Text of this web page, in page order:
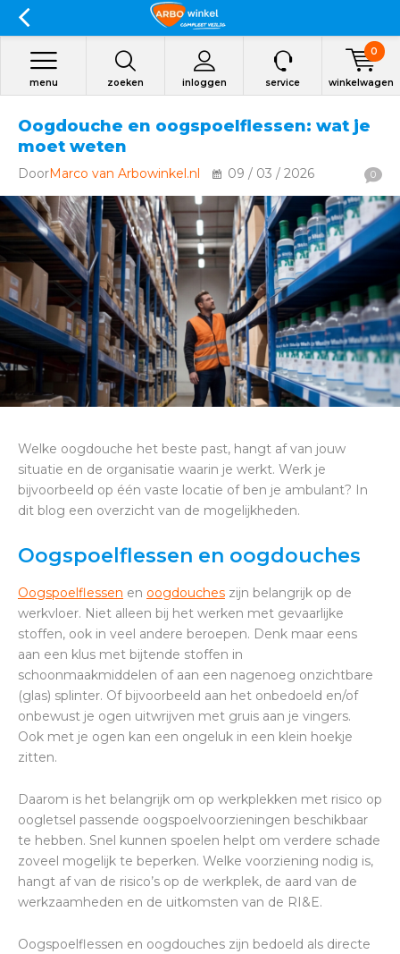
zoeken inloggen
menu service winkelwagen
0
Oogdouche en oogspoelflessen: wat je
moet weten
DoorMarco van Arbowinkel.nl 09 / 03 / 2026 0
Welke oogdouche het beste past, hangt af van jouw
situatie en de organisatie waarin je werkt. Werk je
bijvoorbeeld op één vaste locatie of ben je ambulant? In
dit blog een overzicht van de mogelijkheden.
Oogspoelflessen en oogdouches
Oogspoelflessen en oogdouches zijn belangrijk op de
werkvloer. Niet alleen bij het werken met gevaarlijke
stoffen, ook in veel andere beroepen. Denk maar eens
aan een klus met bijtende stoffen in
schoonmaakmiddelen of aan een nagenoeg onzichtbare
(glas) splinter. Of bijvoorbeeld aan het onbedoeld en/of
onbewust je ogen uitwrijven met gruis aan je vingers.
Ook met je ogen kan een ongeluk in een klein hoekje
zitten.
Daarom is het belangrijk om op werkplekken met risico op
oogletsel passende oogspoelvoorzieningen beschikbaar
te hebben. Snel kunnen spoelen helpt om verdere schade
zoveel mogelijk te beperken. Welke voorziening nodig is,
hangt af van de risico’s op de werkplek, de aard van de
werkzaamheden en de uitkomsten van de RI&E.
Oogspoelflessen en oogdouches zijn bedoeld als directe